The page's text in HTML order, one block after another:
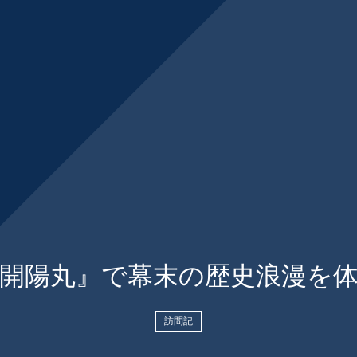
陽丸』で幕末の歴史浪漫を
訪問記